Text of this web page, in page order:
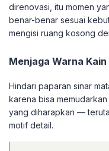
direnovasi, itu momen
benar-benar sesuai
mengisi ruang kosong
Menjaga Warna
Hindari paparan sinar
karena bisa
yang diharapkan —
motif detail.